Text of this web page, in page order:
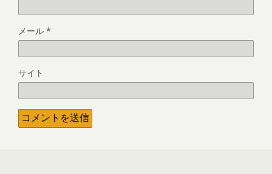
メール *
サイト